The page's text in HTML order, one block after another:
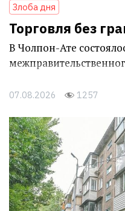
Злоба дня
Торговля без
В Чолпон-Ате
07.08.2026 1257